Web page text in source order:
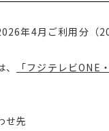
年4月ご利用分（
「フジテレビONE
せ先